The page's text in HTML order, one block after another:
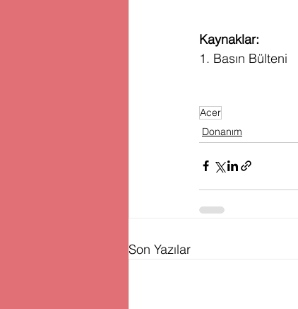
Kaynaklar:
1. Basın Bülteni
Acer
Donanım
Son Yazılar